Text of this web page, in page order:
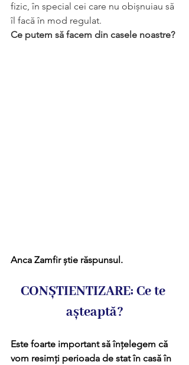
fizic, în special cei care nu obișnuiau să
îl facă în mod regulat.
Ce putem să facem din casele noastre?
Anca Zamfir știe răspunsul.
CONȘTIENTIZARE: Ce te
așteaptă?
Este foarte important să înțelegem că
vom resimți perioada de stat în casă în